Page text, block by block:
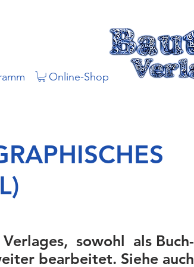
Online-Shop
sowohl als Buch-
bearbeitet. Siehe auch